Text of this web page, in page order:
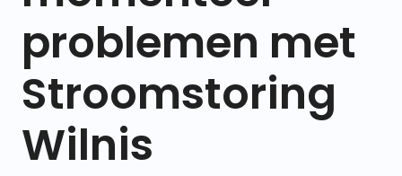
problemen met
Stroomstoring
Wilnis